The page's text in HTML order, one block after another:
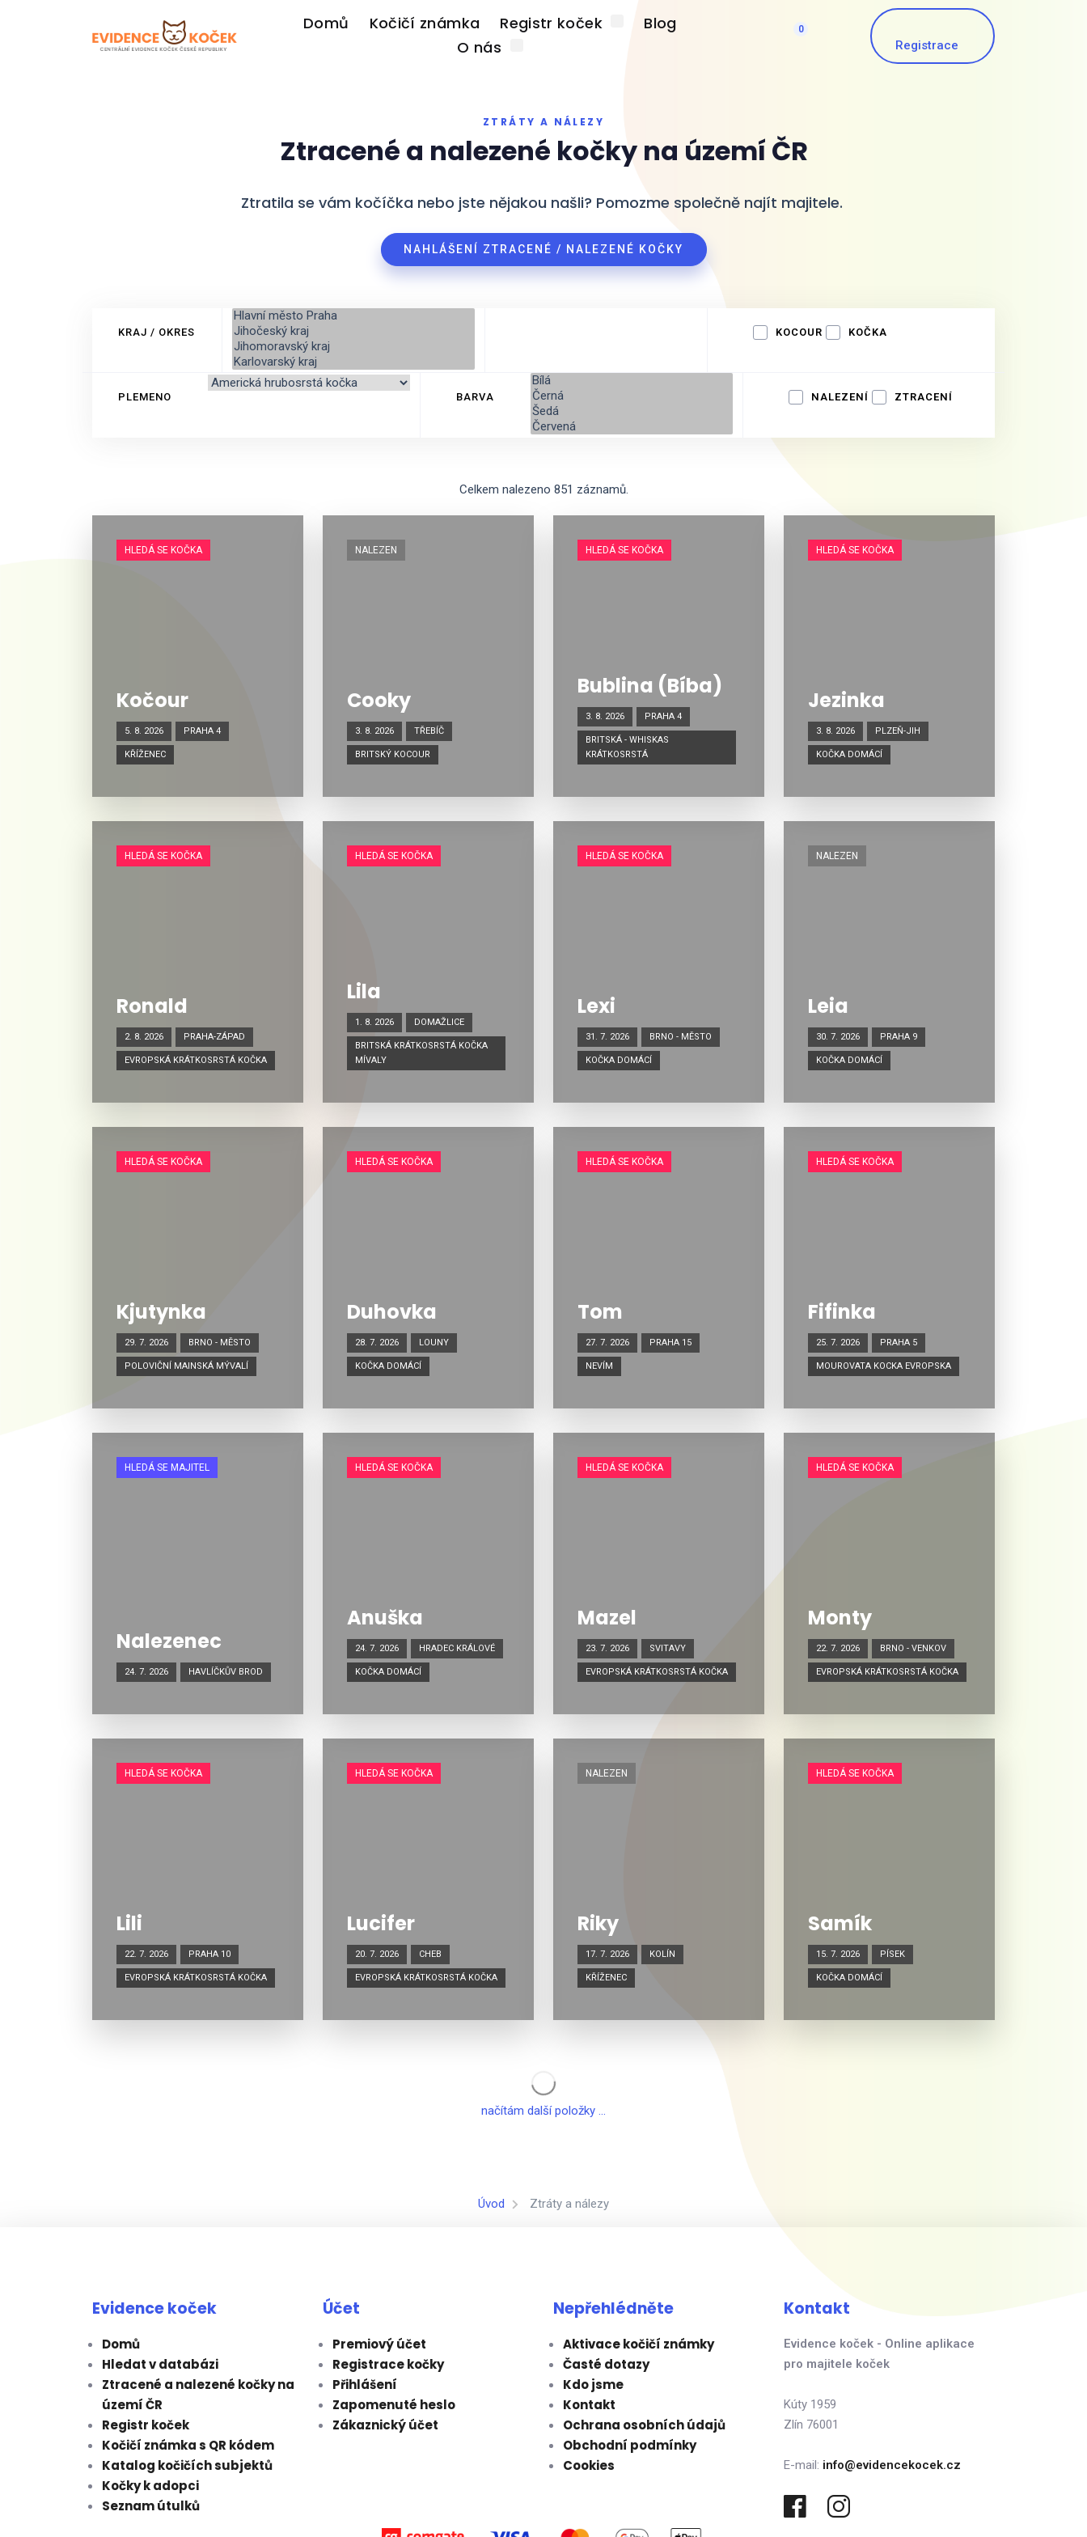
Domů Kočičí známka Registr koček
Blog
O nás
0
Registrace
ZTRÁTY A NÁLEZY
Ztracené a nalezené kočky na území ČR
Ztratila se vám kočíčka nebo jste nějakou našli? Pomozme společně najít majitele.
NAHLÁŠENÍ ZTRACENÉ / NALEZENÉ KOČKY
KRAJ / OKRES KOCOUR KOČKA
PLEMENO BARVA NALEZENÍ ZTRACENÍ
Celkem nalezeno 851 záznamů.
HLEDÁ SE KOČKA
Kočour
5. 8. 2026 PRAHA 4
KŘÍŽENEC
NALEZEN
Cooky
3. 8. 2026 TŘEBÍČ
BRITSKÝ KOCOUR
HLEDÁ SE KOČKA
Bublina (Bíba)
3. 8. 2026 PRAHA 4
BRITSKÁ - WHISKAS
KRÁTKOSRSTÁ
HLEDÁ SE KOČKA
Jezinka
3. 8. 2026 PLZEŇ-JIH
KOČKA DOMÁCÍ
HLEDÁ SE KOČKA
Ronald
2. 8. 2026 PRAHA-ZÁPAD
EVROPSKÁ KRÁTKOSRSTÁ KOČKA
HLEDÁ SE KOČKA
Lila
1. 8. 2026 DOMAŽLICE
BRITSKÁ KRÁTKOSRSTÁ KOČKA
MÍVALY
HLEDÁ SE KOČKA
Lexi
31. 7. 2026 BRNO - MĚSTO
KOČKA DOMÁCÍ
NALEZEN
Leia
30. 7. 2026 PRAHA 9
KOČKA DOMÁCÍ
HLEDÁ SE KOČKA
Kjutynka
29. 7. 2026 BRNO - MĚSTO
POLOVIČNÍ MAINSKÁ MÝVALÍ
HLEDÁ SE KOČKA
Duhovka
28. 7. 2026 LOUNY
KOČKA DOMÁCÍ
HLEDÁ SE KOČKA
Tom
27. 7. 2026 PRAHA 15
NEVÍM
HLEDÁ SE KOČKA
Fifinka
25. 7. 2026 PRAHA 5
MOUROVATA KOCKA EVROPSKA
HLEDÁ SE MAJITEL
Nalezenec
24. 7. 2026 HAVLÍČKŮV BROD
HLEDÁ SE KOČKA
Anuška
24. 7. 2026 HRADEC KRÁLOVÉ
KOČKA DOMÁCÍ
HLEDÁ SE KOČKA
Mazel
23. 7. 2026 SVITAVY
EVROPSKÁ KRÁTKOSRSTÁ KOČKA
HLEDÁ SE KOČKA
Monty
22. 7. 2026 BRNO - VENKOV
EVROPSKÁ KRÁTKOSRSTÁ KOČKA
HLEDÁ SE KOČKA
Lili
22. 7. 2026 PRAHA 10
EVROPSKÁ KRÁTKOSRSTÁ KOČKA
HLEDÁ SE KOČKA
Lucifer
20. 7. 2026 CHEB
EVROPSKÁ KRÁTKOSRSTÁ KOČKA
NALEZEN
Riky
17. 7. 2026 KOLÍN
KŘÍŽENEC
HLEDÁ SE KOČKA
Samík
15. 7. 2026 PÍSEK
KOČKA DOMÁCÍ
načítám další položky ...
Úvod Ztráty a nálezy
Evidence koček
Domů
Hledat v databázi
Ztracené a nalezené kočky na
území ČR
Registr koček
Kočičí známka s QR kódem
Katalog kočičích subjektů
Kočky k adopci
Seznam útulků
Účet
Premiový účet
Registrace kočky
Přihlášení
Zapomenuté heslo
Zákaznický účet
Nepřehlédněte
Aktivace kočičí známky
Časté dotazy
Kdo jsme
Kontakt
Ochrana osobních údajů
Obchodní podmínky
Cookies
Kontakt
Evidence koček - Online aplikace
pro majitele koček
Kúty 1959
Zlín 76001
E-mail: info@evidencekocek.cz